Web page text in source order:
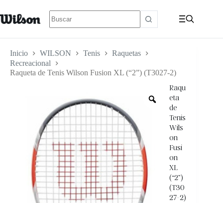
Inicio WILSON Tenis
Raquetas
Recreacional
Raqueta de Tenis Wilson Fusion XL (“2”) (T3027-2)
Raqu
eta
de
Tenis
Wils
on
Fusi
on
XL
(“2”)
(T30
27-2)